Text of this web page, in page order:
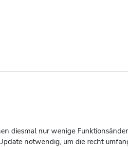
diesmal nur wenige
notwendig, um die recht